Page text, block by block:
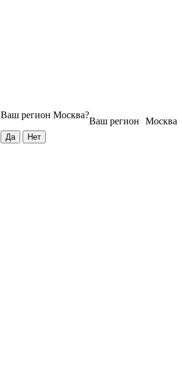
Москва
Ваш регион
Ваш регион Москва?